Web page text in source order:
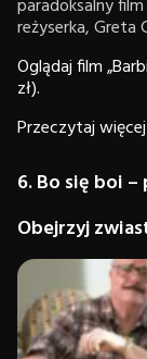
paradoksalny
reżyserka, Greta
Oglądaj film
zł).
Przeczytaj więcej
6. Bo się boi –
Obejrzyj